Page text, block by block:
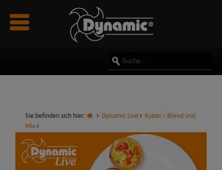
Sie befinden sich hier: Dynamic Live
Kutter / Blend und
Mix
Partner & Sponsoring
Kundenmeinungen - Referenzen
Kataloge & Prospekte